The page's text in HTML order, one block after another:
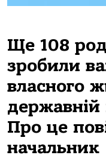
Ще 108
зробили
власного
державній
Про це
начальник